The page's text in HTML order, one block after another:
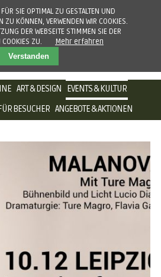
NAVIGATION
ÜBERSPRINGEN
ART & DESIGN
EVENTS & KULTUR
FÜR BESUCHER ANGEBOTE & AKTIONEN
SIE OPTIMAL ZU GESTALTEN UND
ZU KÖNNEN, VERWENDEN WIR COOKIES.
DER WEBSEITE STIMMEN SIE DER
COOKIES ZU.
Mehr erfahren
Verstanden